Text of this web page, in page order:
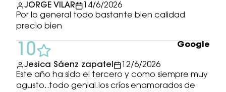
JORGE VILAR
14/6/2026
Por lo general todo bastante bien calidad
precio bien
Jesica Sáenz zapatel
12/6/2026
Este año ha sido el tercero y como siempre muy
agusto..todo genial.los críos enamorados de
10 Google